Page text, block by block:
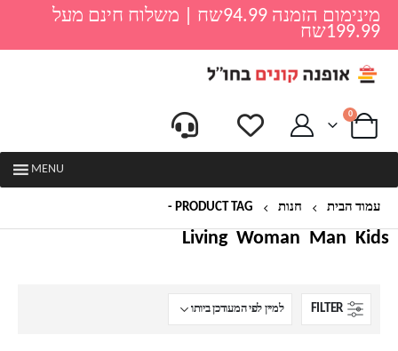
מינימום הזמנה 94.99שח | משלוח חינם מעל
199.99שח
0
MENU
עמוד הבית חנות PRODUCT TAG -
Kids
Man
Woman
Living
FILTER